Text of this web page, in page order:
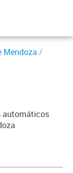
Mendoza /
automáticos